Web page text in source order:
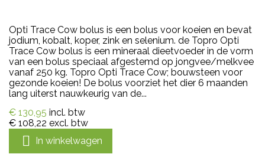
Opti Trace Cow bolus is een bolus voor koeien en bevat
jodium, kobalt, koper, zink en selenium. de Topro Opti
Trace Cow bolus is een mineraal dieetvoeder in de vorm
van een bolus speciaal afgestemd op jongvee/melkvee
vanaf 250 kg. Topro Opti Trace Cow; bouwsteen voor
gezonde koeien! De bolus voorziet het dier 6 maanden
lang uiterst nauwkeurig van de...
€ 130,95 incl. btw
€ 108,22 excl. btw
 In winkelwagen